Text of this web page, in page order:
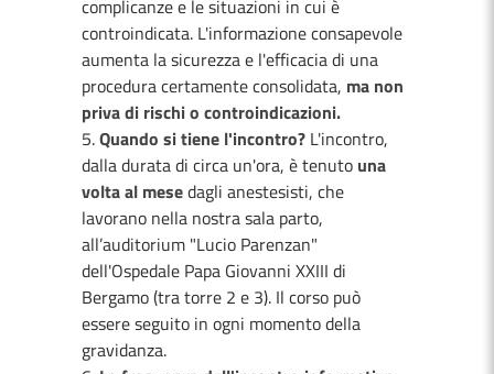
complicanze e le situazioni in cui è
controindicata. L'informazione consapevole
aumenta la sicurezza e l'efficacia di una
procedura certamente consolidata, ma non
priva di rischi o controindicazioni.
Quando si tiene l'incontro? L'incontro,
dalla durata di circa un'ora, è tenuto una
volta al mesedagli anestesisti, che
lavorano nella nostra sala parto,
all’auditorium "Lucio Parenzan"
dell'Ospedale Papa Giovanni XXIII di
Bergamo (tra torre 2 e 3). Il corso può
essere seguito in ogni momento della
gravidanza.